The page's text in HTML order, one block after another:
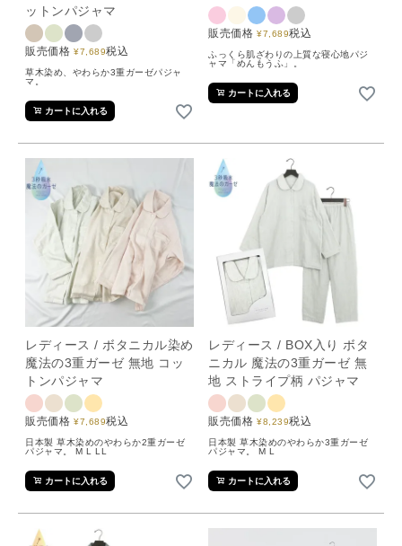
ットンパジャマ
販売価格 ¥7,689税込
草木染め、やわらか3重ガーゼパジャ
マ。
カートに入れる
販売価格 ¥7,689税込
ふっくら肌ざわりの上質な寝心地パジ
ャマ「めんもうふ」。
カートに入れる
レディース / ボタニカル染め
魔法の3重ガーゼ 無地 コッ
トンパジャマ
販売価格 ¥7,689税込
日本製 草木染めのやわらか2重ガーゼ
パジャマ。 M L LL
カートに入れる
レディース / BOX入り ボタ
ニカル 魔法の3重ガーゼ 無
地 ストライプ柄 パジャマ
販売価格 ¥8,239税込
日本製 草木染めのやわらか3重ガーゼ
パジャマ。 M L
カートに入れる